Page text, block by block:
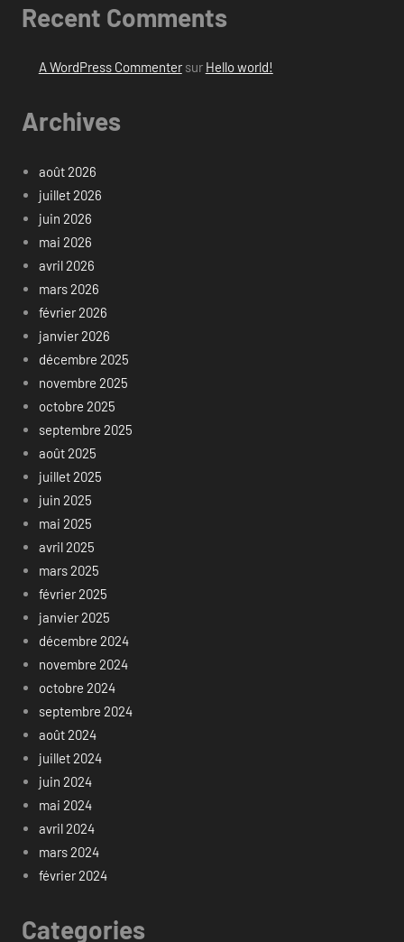
Recent Comments
A WordPress Commentersur Hello world!
Archives
août 2026
juillet 2026
juin 2026
mai 2026
avril 2026
mars 2026
février 2026
janvier 2026
décembre 2025
novembre 2025
octobre 2025
septembre 2025
août 2025
juillet 2025
juin 2025
mai 2025
avril 2025
mars 2025
février 2025
janvier 2025
décembre 2024
novembre 2024
octobre 2024
septembre 2024
août 2024
juillet 2024
juin 2024
mai 2024
avril 2024
mars 2024
février 2024
Categories